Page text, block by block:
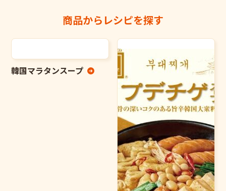
商品からレシピを探す
韓国マラタンスープ